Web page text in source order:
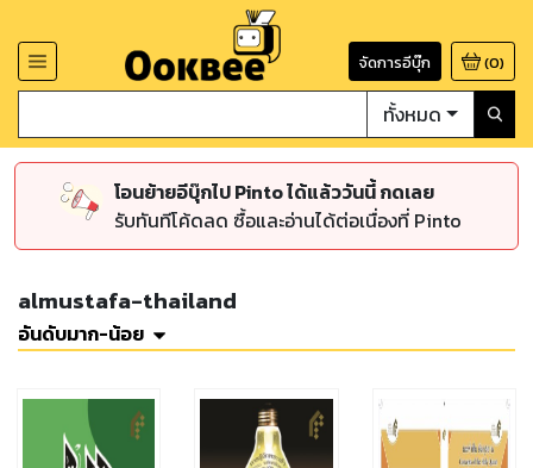
จัดการอีบุ๊ก (0)
ทั้งหมด
โอนย้ายอีบุ๊กไป Pinto ได้แล้ววันนี้ กดเลย
รับทันทีโค้ดลด ซื้อและอ่านได้ต่อเนื่องที่ Pinto
almustafa-thailand
อันดับมาก-น้อย